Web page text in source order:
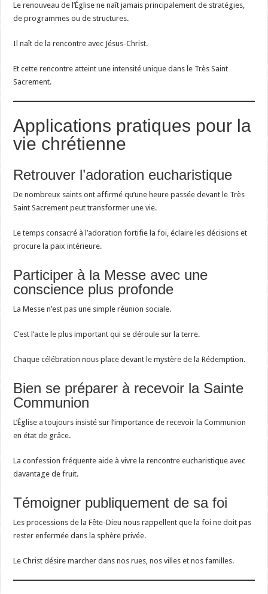
Le renouveau de l’Église ne naît jamais principalement de stratégies,
de programmes ou de structures.
Il naît de la rencontre avec Jésus-Christ.
Et cette rencontre atteint une intensité unique dans le Très Saint
Sacrement.
Applications pratiques pour la
vie chrétienne
Retrouver l’adoration eucharistique
De nombreux saints ont affirmé qu’une heure passée devant le Très
Saint Sacrement peut transformer une vie.
Le temps consacré à l’adoration fortifie la foi, éclaire les décisions et
procure la paix intérieure.
Participer à la Messe avec une
conscience plus profonde
La Messe n’est pas une simple réunion sociale.
C’est l’acte le plus important qui se déroule sur la terre.
Chaque célébration nous place devant le mystère de la Rédemption.
Bien se préparer à recevoir la Sainte
Communion
L’Église a toujours insisté sur l’importance de recevoir la Communion
en état de grâce.
La confession fréquente aide à vivre la rencontre eucharistique avec
davantage de fruit.
Témoigner publiquement de sa foi
Les processions de la Fête-Dieu nous rappellent que la foi ne doit pas
rester enfermée dans la sphère privée.
Le Christ désire marcher dans nos rues, nos villes et nos familles.